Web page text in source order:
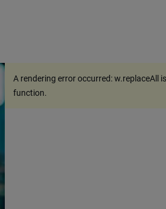
A rendering error occurred:w.replaceAll
function.